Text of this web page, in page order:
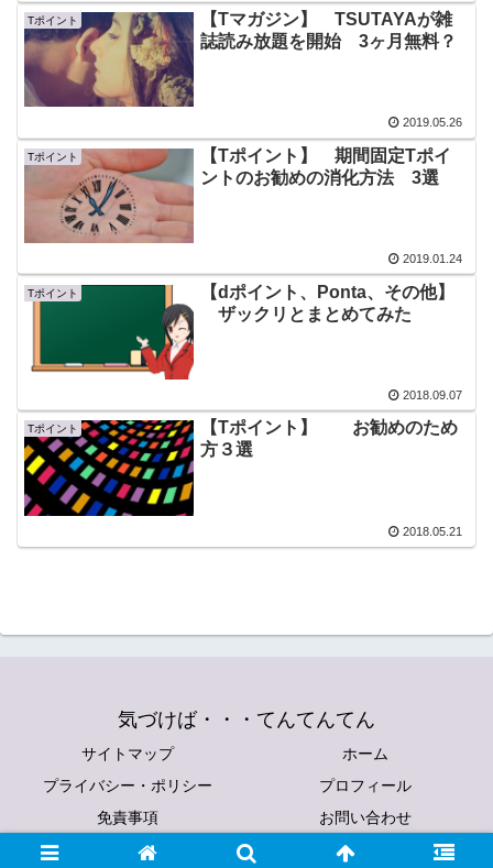
Tポイント
【Tマガジン】 TSUTAYAが雑
誌読み放題を開始 3ヶ月無料？
2019.05.26
Tポイント
【Tポイント】 期間固定Tポイ
ントのお勧めの消化方法 3選
2019.01.24
Tポイント
【dポイント、Ponta、その他】
ザックリとまとめてみた
2018.09.07
Tポイント
【Tポイント】 お勧めのため
方３選
2018.05.21
気づけば・・・てんてんてん
サイトマップ
ホーム
プライバシー・ポリシー
プロフィール
免責事項
お問い合わせ
© 2018 気づけば・・・てんてんてん.